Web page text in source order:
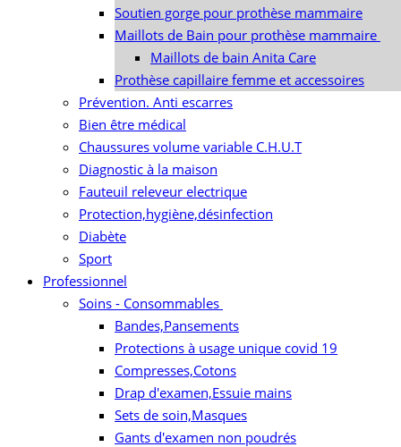
Soutien gorge pour prothèse mammaire
Maillots de Bain pour prothèse mammaire
Maillots de bain Anita Care
Prothèse capillaire femme et accessoires
Prévention. Anti escarres
Bien être médical
Chaussures volume variable C.H.U.T
Diagnostic à la maison
Fauteuil releveur electrique
Protection,hygiène,désinfection
Diabète
Sport
Professionnel
Soins - Consommables
Bandes,Pansements
Protections à usage unique covid 19
Compresses,Cotons
Drap d'examen,Essuie mains
Sets de soin,Masques
Gants d'examen non poudrés